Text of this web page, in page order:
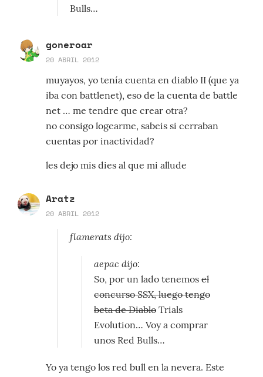
Bulls…
goneroar
20 ABRIL 2012
muyayos, yo tenía cuenta en diablo II (que ya
iba con battlenet), eso de la cuenta de battle
net … me tendre que crear otra?
no consigo logearme, sabeis si cerraban
cuentas por inactividad?
les dejo mis dies al que mi allude
Aratz
20 ABRIL 2012
flamerats dijo:
aepac dijo:
So, por un lado tenemos el
concurso SSX, luego tengo
beta de Diablo Trials
Evolution… Voy a comprar
unos Red Bulls…
Yo ya tengo los red bull en la nevera. Este